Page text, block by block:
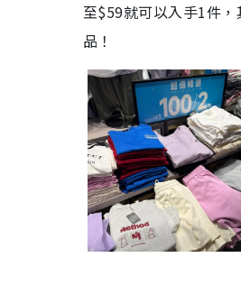
至$59就可以入手1件
品！